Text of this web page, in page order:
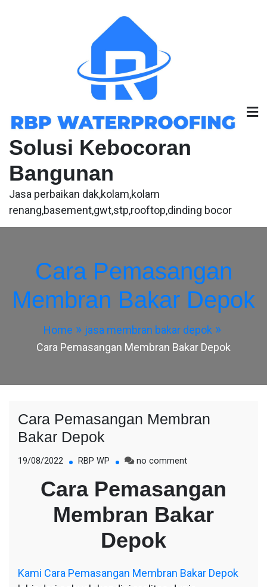
Solusi Kebocoran
Bangunan
Jasa perbaikan dak,kolam,kolam
renang,basement,gwt,stp,rooftop,dinding bocor
Cara Pemasangan
Membran Bakar Depok
Home
jasa membran bakar depok
Cara Pemasangan Membran Bakar Depok
Cara Pemasangan Membran
Bakar Depok
19/08/2022 RBP WP no commenton
Pemasangan
Membran
Bakar
Depok
Cara Pemasangan
Membran Bakar
Depok
Kami Cara Pemasangan Membran Bakar Depok